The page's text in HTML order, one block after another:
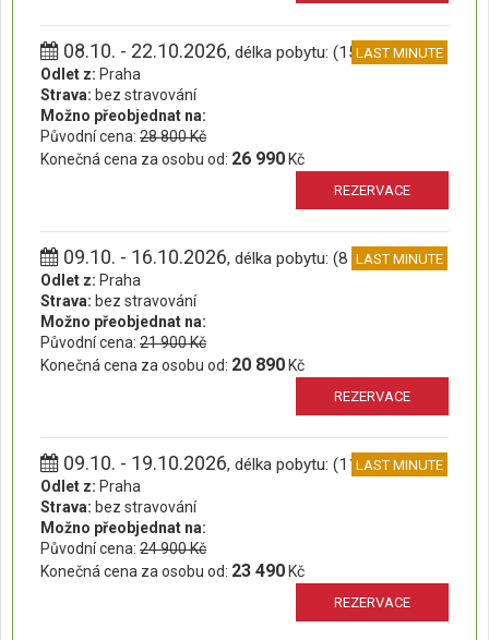
08.10. - 22.10.2026, délka pobytu: (15 dní)LAST MINUTE
Odlet z: Praha
Strava: bez stravování
Možno přeobjednat na:
Původní cena: 28 800 Kč
Konečná cena za osobu od: 26 990 Kč
REZERVACE
09.10. - 16.10.2026, délka pobytu: (8 dní)LAST MINUTE
Odlet z: Praha
Strava: bez stravování
Možno přeobjednat na:
Původní cena: 21 900 Kč
Konečná cena za osobu od: 20 890 Kč
REZERVACE
09.10. - 19.10.2026, délka pobytu: (11 dní)LAST MINUTE
Odlet z: Praha
Strava: bez stravování
Možno přeobjednat na:
Původní cena: 24 900 Kč
Konečná cena za osobu od: 23 490 Kč
REZERVACE